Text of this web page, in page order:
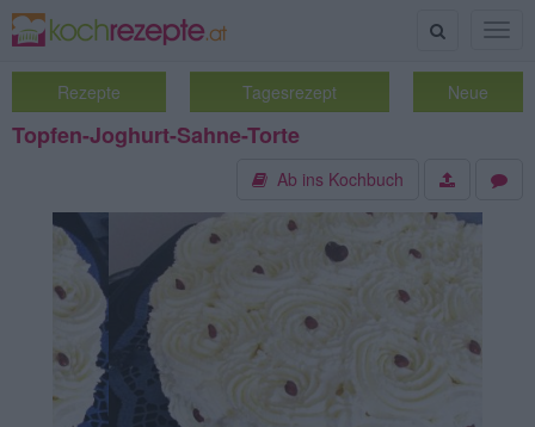
Suche
Rezepte Tagesrezept Neue
Topfen-Joghurt-Sahne-Torte
Ab ins Kochbuch